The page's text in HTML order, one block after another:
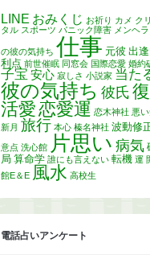
LINE おみくじ お祈り カメ ク
タル スポーツ パニック障害 メンヘラ
の彼の気持ち 仕事 元彼 出
利点 前世催眠 同窓会 国際恋愛 婚約
子宝 安心 寂しさ 小説家 当た
彼の気持ち 彼氏 復
活愛恋愛運 恋木神社 悪
新月 旅行 本心 榛名神社 波動修
意点 洗心館 片思い 病気
局 算命学 誰にも言えない 転機 運
館E＆E 風水 高校生
電話占いアンケート